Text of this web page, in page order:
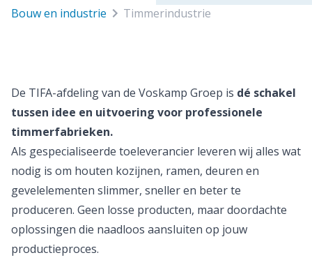
bouw en industrie timmerindustrie
De TIFA-afdeling van de Voskamp Groep is dé schakel
tussen idee en uitvoering voor professionele
timmerfabrieken.
Als gespecialiseerde toeleverancier leveren wij alles wat
nodig is om houten kozijnen, ramen, deuren en
gevelelementen slimmer, sneller en beter te
produceren. Geen losse producten, maar doordachte
oplossingen die naadloos aansluiten op jouw
productieproces.